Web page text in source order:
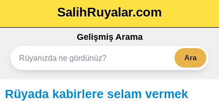
SalihRuyalar.com
Gelişmiş Arama
Ara
Rüyada kabirlere selam vermek